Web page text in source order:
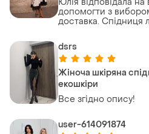
допомогти з
доставка. Спідниця
dsrs
Жіноча шкіряна
екошкіри
Все згідно опису!
user-614091874